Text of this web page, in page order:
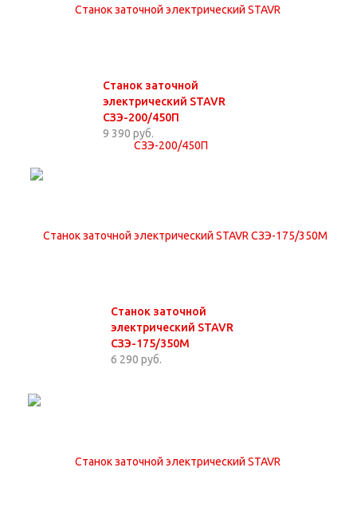
Станок заточной
электрический STAVR
СЗЭ-200/450П
9 390 руб.
Станок заточной
электрический STAVR
СЗЭ-175/350М
6 290 руб.